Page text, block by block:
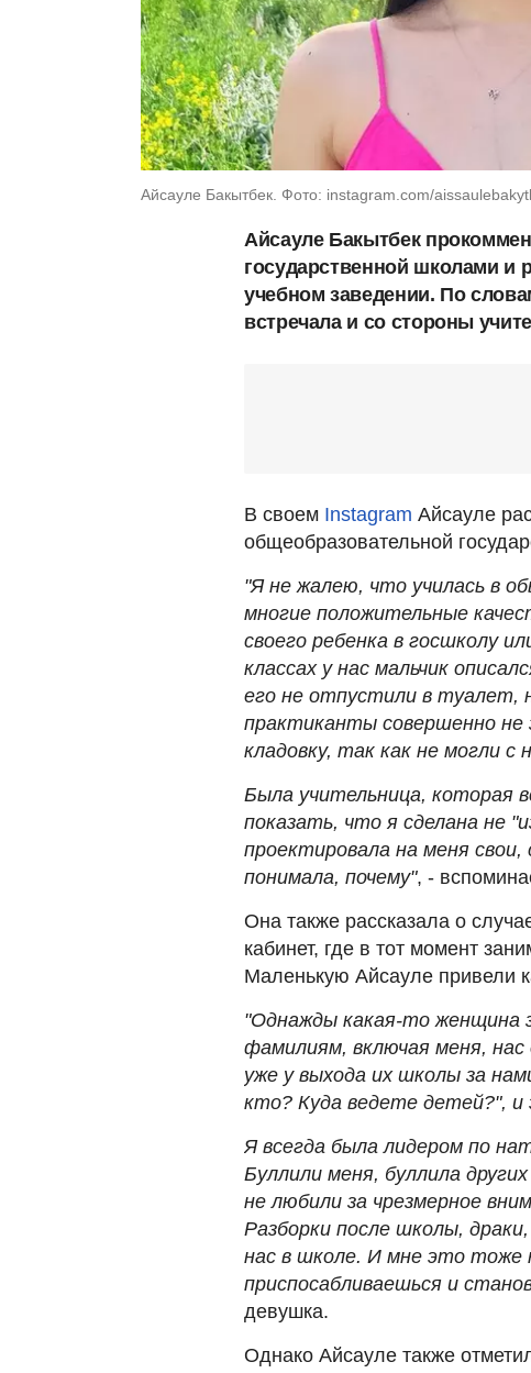
Айсауле Бакытбек. Фото: instagram.com/
Айсауле Бакытбек
государственной школами и
учебном заведении. По
встречала и со стороны
В своем Instagram Айсауле
общеобразовательной
"Я не жалею, что училась в
многие положительные
своего ребенка в госшколу
классах у нас мальчик
его не отпустили в туалет,
практиканты совершенно не
кладовку, так как не могли с
Была учительница, которая
показать, что я сделана не
проектировала на меня
понимала, почему", -
Она также рассказала о
кабинет, где в тот момент
Маленькую Айсауле привели
"Однажды какая-то женщина
фамилиям, включая меня,
уже у выхода их школы за
кто? Куда ведете детей?", и
Я всегда была лидером по
Буллили меня, буллила
не любили за чрезмерное
Разборки после школы,
нас в школе. И мне это тоже
приспосабливаешься и
девушка.
Однако Айсауле также